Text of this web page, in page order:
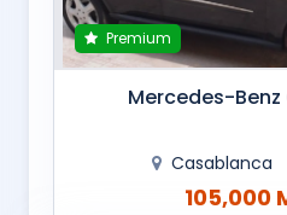
Premium
Mercedes-Benz
Casablanca
105,000